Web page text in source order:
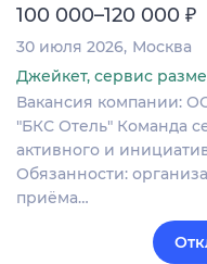
100 000–120 000 ₽
30 июля 2026 Москва
Джейкет, сервис
Вакансия компании:
"БКС Отель" Команда
активного и
Обязанности:
приёма…